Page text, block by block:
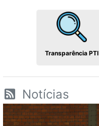
Transparência PTI
Notícias